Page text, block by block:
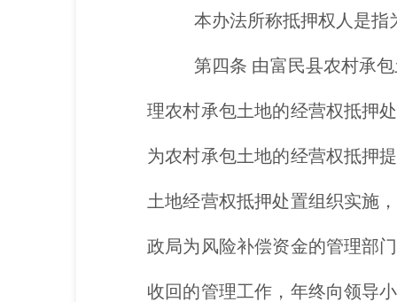
本办法所称抵押权人是指
第四条 由富民县农村承
理农村承包土地的经营权抵押
为农村承包土地的经营权抵押
土地经营权抵押处置组织实施
政局为风险补偿资金的管理部
收回的管理工作，年终向领导